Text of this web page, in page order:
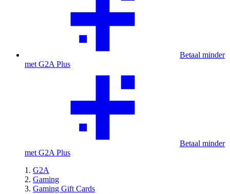
Betaal minder
met G2A Plus
Betaal minder
met G2A Plus
G2A
Gaming
Gaming Gift Cards